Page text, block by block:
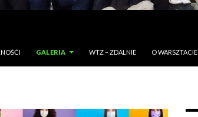
GALERIA WTZ – ZDALNIE O WARSZTACIE